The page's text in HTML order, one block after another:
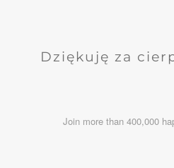
Dziękuję za
Join more than 400,000